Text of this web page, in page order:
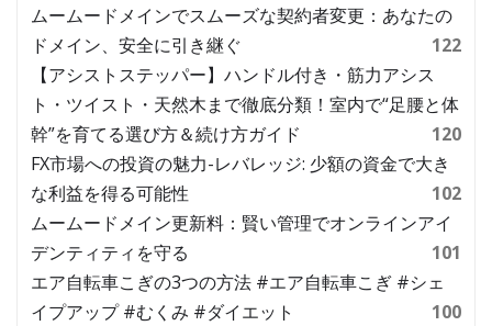
ムームードメインでスムーズな契約者変更：あなたの
ドメイン、安全に引き継ぐ
122
【アシストステッパー】ハンドル付き・筋力アシス
ト・ツイスト・天然木まで徹底分類！室内で“足腰と体
幹”を育てる選び方＆続け方ガイド
120
FX市場への投資の魅力-レバレッジ: 少額の資金で大き
な利益を得る可能性
102
ムームードメイン更新料：賢い管理でオンラインアイ
デンティティを守る
101
エア自転車こぎの3つの方法 #エア自転車こぎ #シェ
イプアップ #むくみ #ダイエット
100